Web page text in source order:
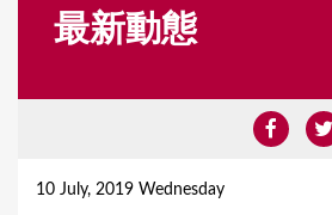
最新動態
10 July, 2019 Wednesday